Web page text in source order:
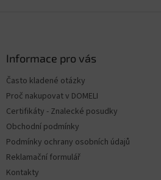
Informace pro vás
Často kladené otázky
Proč nakupovat v DOMELI
Certifikáty - Znalecké posudky
Obchodní podmínky
Podmínky ochrany osobních údajů
Reklamační formulář
Kontakty